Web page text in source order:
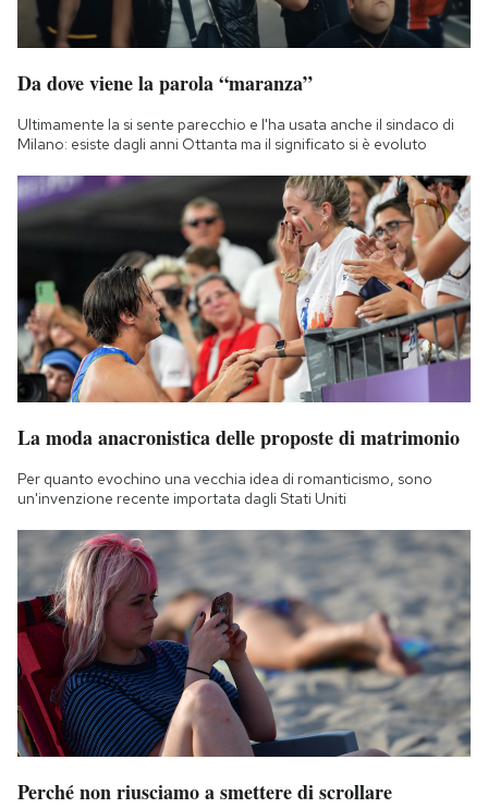
Da dove viene la parola “maranza”
Ultimamente la si sente parecchio e l'ha usata anche il sindaco di
Milano: esiste dagli anni Ottanta ma il significato si è evoluto
La moda anacronistica delle proposte di matrimonio
Per quanto evochino una vecchia idea di romanticismo, sono
un'invenzione recente importata dagli Stati Uniti
Perché non riusciamo a smettere di scrollare